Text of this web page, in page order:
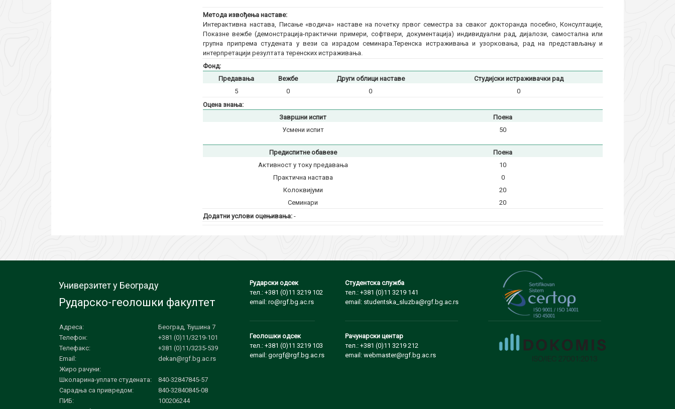
Метода извођења наставе:
Интерактивна настава, Писање «водича» наставе на почетку првог семестра за сваког докторанда посебно, Консултације,
Показне вежбе (демонстрација-практични примери, софтвери, документација) индивидуални рад, дијалози, самостална или
групна припрема студената у вези са израдом семинара.Теренска истраживања и узорковања, рад на представљању и
интерпретацији резултата теренских истраживања.
Фонд:
Предавања
Вежбе Други облици наставе
Студијски истраживачки рад
5
0 0
0
Оцена знања:
Завршни испит
Поена
Усмени испит
50
Предиспитне обавезе
Поена
Активност у току предавања
10
Практична настава
0
Колоквијуми
20
Семинари
20
Додатни услови оцењивања:-
Универзитет у Београду
Рударско-геолошки факултет
Адреса:
Београд, Ђушина 7
Телефон:
+381 (0)11/3219-101
Телефакс:
+381 (0)11/3235-539
Email:
dekan@rgf.bg.ac.rs
Жиро рачуни:
Школарина-уплате студената:
840-32847845-57
Сарадња са привредом:
840-32840845-08
ПИБ:
100206244
Рударски одсек
тел.: +381 (0)11 3219 102
email: ro@rgf.bg.ac.rs
Геолошки одсек
тел.: +381 (0)11 3219 103
email: gorgf@rgf.bg.ac.rs
Студентска служба
тел.: +381 (0)11 3219 141
email: studentska_sluzba@rgf.bg.ac.rs
Рачунарски центар
тел.: +381 (0)11 3219 212
email: webmaster@rgf.bg.ac.rs